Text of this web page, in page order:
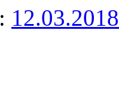
12.03.2018